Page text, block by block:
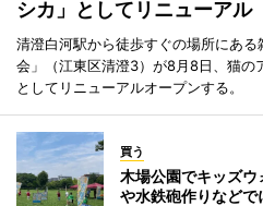
シカ」としてリニューアル
清澄白河駅から徒歩すぐの場所にあ
会」（江東区清澄3）が8月8日、猫の
としてリニューアルオープンする。
買う
木場公園でキッズ
や水鉄砲作りなどで